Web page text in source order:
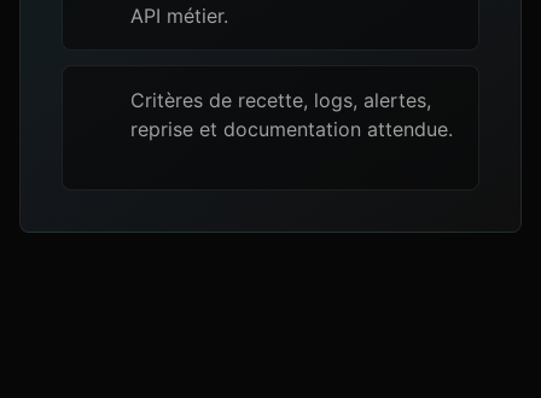
API métier.
Critères de recette, logs, alertes,
reprise et documentation attendue.